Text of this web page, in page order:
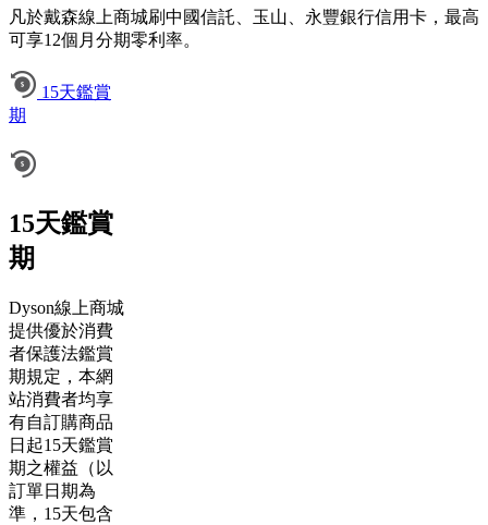
凡於戴森線上商城刷中國信託、玉山、永豐銀行信用卡，最高
可享12個月分期零利率。
15天鑑賞
期
15天鑑賞
期
Dyson線上商城
提供優於消費
者保護法鑑賞
期規定，本網
站消費者均享
有自訂購商品
日起15天鑑賞
期之權益（以
訂單日期為
準，15天包含